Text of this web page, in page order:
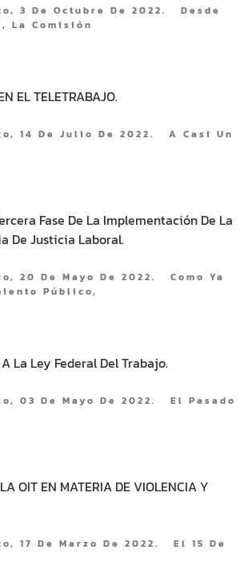
3 De Octubre De 2022. Desde
La Comisión
EL TELETRABAJO.
14 De Julio De 2022. A Casi Un
Fase De La Implementación De La
De Justicia Laboral.
20 De Mayo De 2022. Como Ya
Público,
La Ley Federal Del Trabajo.
03 De Mayo De 2022. El Pasado
OIT EN MATERIA DE VIOLENCIA Y
17 De Marzo De 2022. El 15 De